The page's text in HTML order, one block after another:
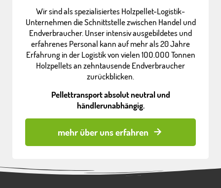
Wir sind als spezialisiertes Holzpellet-Logistik-
Unternehmen die Schnittstelle zwischen Handel und
Endverbraucher. Unser intensiv ausgebildetes und
erfahrenes Personal kann auf mehr als 20 Jahre
Erfahrung in der Logistik von vielen 1OO.OOO Tonnen
Holzpellets an zehntausende Endverbraucher
zurückblicken.
Pellettransport absolut neutral und
händlerunabhängig.
mehr über uns erfahren